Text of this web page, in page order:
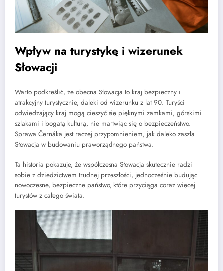
Wpływ na turystykę i wizerunek
Słowacji
Warto podkreślić, że obecna Słowacja to kraj bezpieczny i
atrakcyjny turystycznie, daleki od wizerunku z lat 90. Turyści
odwiedzający kraj mogą cieszyć się pięknymi zamkami, górskimi
szlakami i bogatą kulturą, nie martwiąc się o bezpieczeństwo.
Sprawa Černáka jest raczej przypomnieniem, jak daleko zaszła
Słowacja w budowaniu praworządnego państwa.
Ta historia pokazuje, że współczesna Słowacja skutecznie radzi
sobie z dziedzictwem trudnej przeszłości, jednocześnie budując
nowoczesne, bezpieczne państwo, które przyciąga coraz więcej
turystów z całego świata.